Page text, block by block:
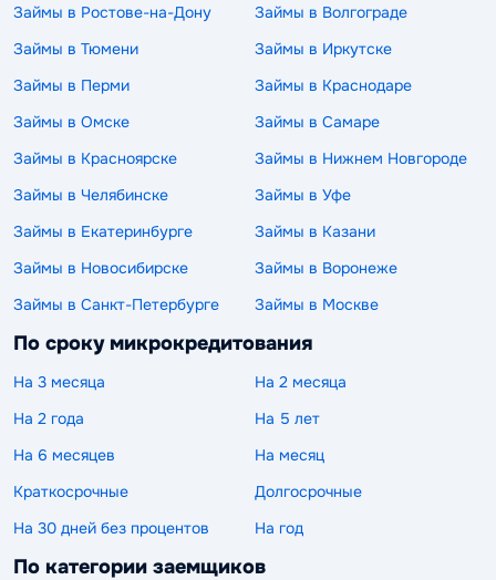
Займы в Ростове-на-Дону
Займы в Волгограде
Займы в Тюмени
Займы в Иркутске
Займы в Перми
Займы в Краснодаре
Займы в Омске
Займы в Самаре
Займы в Красноярске
Займы в Нижнем Новгороде
Займы в Челябинске
Займы в Уфе
Займы в Екатеринбурге
Займы в Казани
Займы в Новосибирске
Займы в Воронеже
Займы в Санкт-Петербурге
Займы в Москве
По сроку микрокредитования
На 3 месяца
На 2 месяца
На 2 года
На 5 лет
На 6 месяцев
На месяц
Краткосрочные
Долгосрочные
На 30 дней без процентов
На год
По категории заемщиков